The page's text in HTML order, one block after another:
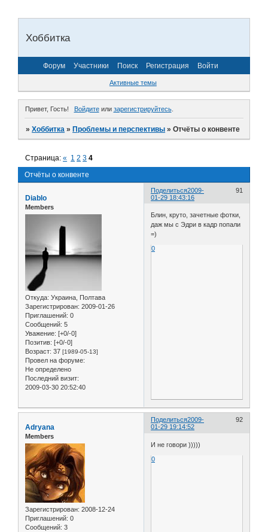
Хоббитка
Форум Участники Поиск Регистрация Войти
Активные темы
Привет, Гость! Войдитеили зарегистрируйтесь.
»Хоббитка »Проблемы и перспективы »Отчёты о конвенте
Отчёты о конвенте
Страница:« 1 2 3 4
Поделиться 91
2009-
01-29 18:43:16
Diablo
Members
Откуда: Украина, Полтава
Зарегистрирован: 2009-01-26
Приглашений: 0
Сообщений: 5
Уважение: [+0/-0]
Позитив: [+0/-0]
Возраст: 37 [1989-05-13]
Провел на форуме:
Не определено
Последний визит:
2009-03-30 20:52:40
Блин, круто, зачетные фотки,
даж мы с Эдри в кадр попали
=)
0
Поделиться 92
2009-
01-29 19:14:52
Adryana
Members
Зарегистрирован: 2008-12-24
Приглашений: 0
Сообщений: 3
И не говори )))))
0